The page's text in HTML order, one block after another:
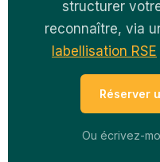
structurer
reconnaître, via
labellisation RSE
Réserver
Ou écrivez-